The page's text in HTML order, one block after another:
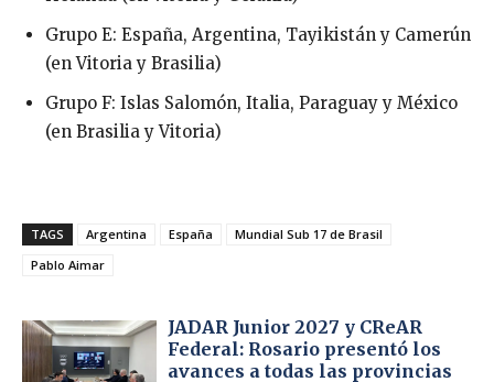
Grupo E: España, Argentina, Tayikistán y Camerún
(en Vitoria y Brasilia)
Grupo F: Islas Salomón, Italia, Paraguay y México
(en Brasilia y Vitoria)
TAGS Argentina España
Mundial Sub 17 de Brasil
Pablo Aimar
JADAR Junior 2027 y CReAR
Federal: Rosario presentó los
avances a todas las provincias